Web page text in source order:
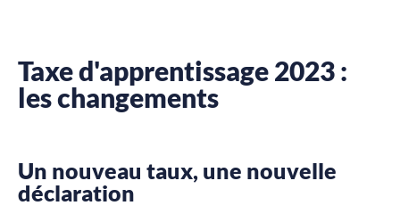
Taxe d'apprentissage 2023 :
les changements
Un nouveau taux, une nouvelle
déclaration